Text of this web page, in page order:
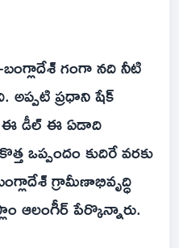
బంగ్లాదేశ్ గంగా నది నీటి
అప్పటి ప్రధాని షేక్
డీల్‌ ఈ ఏడాది
ఒప్పందం కుదిరే వరకు
గ్రామీణాభివృద్ధి
ఆలంగీర్ పేర్కొన్నారు.